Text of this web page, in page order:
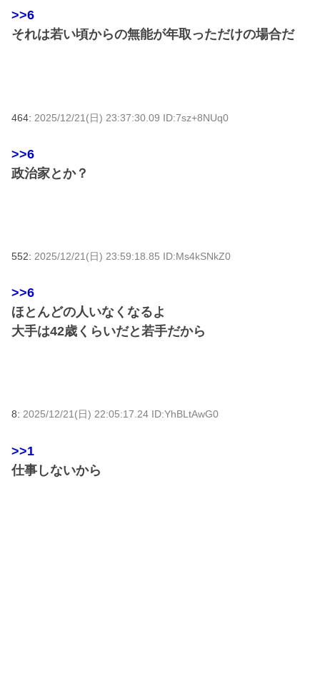
>>6
それは若い頃からの無能が年取っただけの場合だ
464: 2025/12/21(日) 23:37:30.09 ID:7sz+8NUq0
>>6
政治家とか？
552: 2025/12/21(日) 23:59:18.85 ID:Ms4kSNkZ0
>>6
ほとんどの人いなくなるよ
大手は42歳くらいだと若手だから
8: 2025/12/21(日) 22:05:17.24 ID:YhBLtAwG0
>>1
仕事しないから